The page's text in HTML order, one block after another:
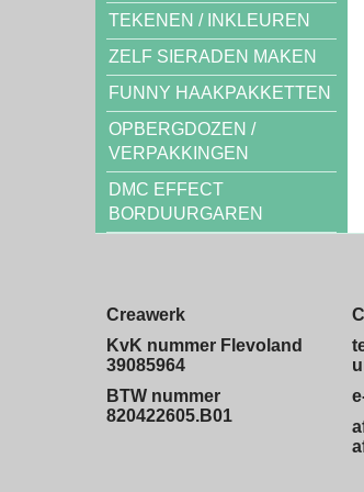
TEKENEN / INKLEUREN
ZELF SIERADEN MAKEN
FUNNY HAAKPAKKETTEN
OPBERGDOZEN /
VERPAKKINGEN
DMC EFFECT
BORDUURGAREN
Creawerk
KvK nummer Flevoland
39085964
BTW nummer
820422605.B01